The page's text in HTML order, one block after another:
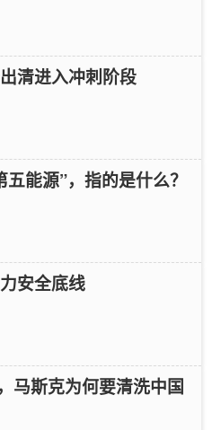
清进入冲刺阶段
能源”，指的是什么？
安全底线
马斯克为何要清洗中国